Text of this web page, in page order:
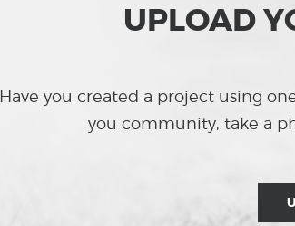
UPLOAD
Have you created a project using
you community, take a